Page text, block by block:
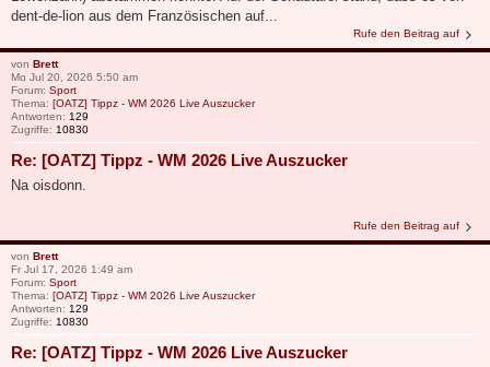
dent-de-lion aus dem Französischen auf...
Rufe den Beitrag auf
von Brett
Mo Jul 20, 2026 5:50 am
Forum: Sport
Thema: [OATZ] Tippz - WM 2026 Live Auszucker
Antworten: 129
Zugriffe: 10830
Re: [OATZ] Tippz - WM 2026 Live Auszucker
Na oisdonn.
Rufe den Beitrag auf
von Brett
Fr Jul 17, 2026 1:49 am
Forum: Sport
Thema: [OATZ] Tippz - WM 2026 Live Auszucker
Antworten: 129
Zugriffe: 10830
Re: [OATZ] Tippz - WM 2026 Live Auszucker